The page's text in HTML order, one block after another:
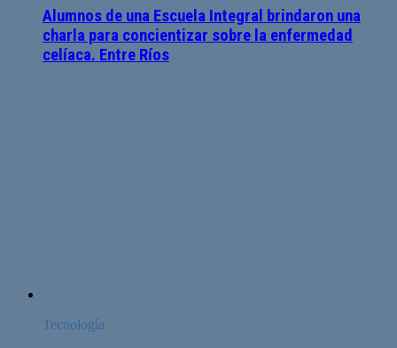
Alumnos de una Escuela Integral brindaron una
charla para concientizar sobre la enfermedad
celíaca. Entre Ríos
Tecnología